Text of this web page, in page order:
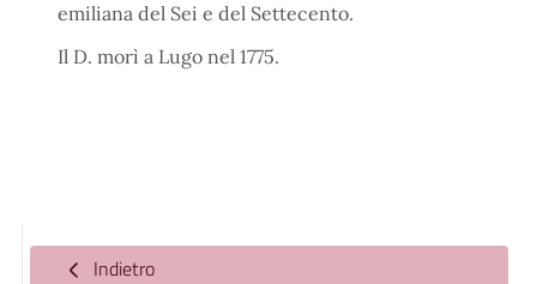
emiliana del Sei e del Settecento.
Il D. morì a Lugo nel 1775.
Indietro